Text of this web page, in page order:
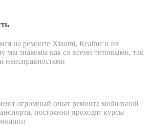
на ремонте Xiaomi, Realme и их
мы знакомы как со всеми типовыми, так
неисправностями
огромный опыт ремонта мобильной
постоянно проходят курсы